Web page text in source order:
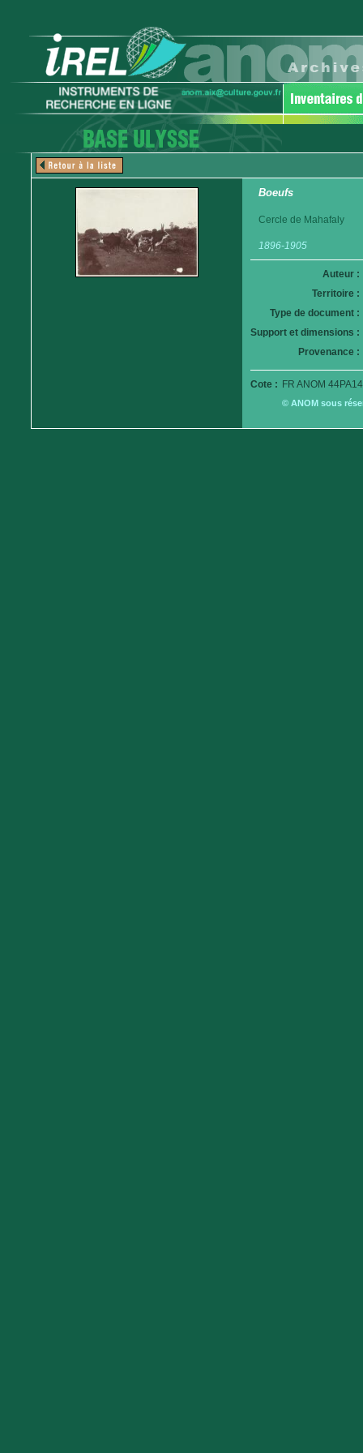
Boeufs
Cercle de Mahafaly
1896-1905
Auteur :
Territoire :
Type de document :
Support et dimensions :
Provenance :
Cote : FR ANOM
© ANOM sous